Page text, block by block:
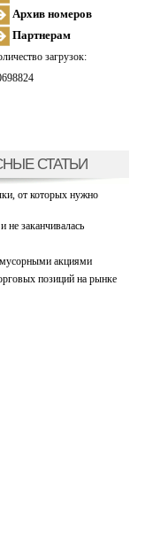
Архив номеров
Партнерам
загрузок:
СТАТЬИ
от которых нужно
не заканчивалась
акциями
позиций на рынке